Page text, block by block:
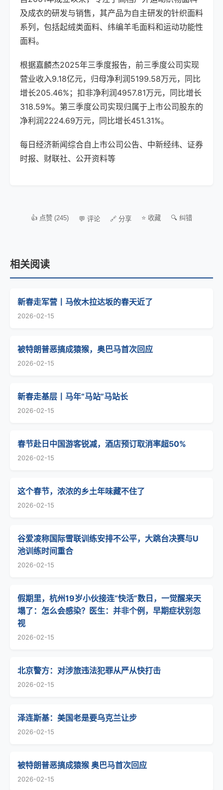
及成衣的研发与销售，其产品为自主研发的针织面料
系列，包括起绒类面料、纬编羊毛面料和运动功能性
面料。
根据嘉麟杰2025年三季度报告，前三季度公司实现
营业收入9.18亿元，归母净利润5199.58万元，同比
增长205.46%；扣非净利润4957.81万元，同比增长
318.59%。第三季度公司实现归属于上市公司股东的
净利润2224.69万元，同比增长451.31%。
每日经济新闻综合自上市公司公告、中新经纬、证券
时报、财联社、公开资料等
👍 点赞 (245) 💬 评论 🔗 分享 ⭐ 收藏 🔍 纠错
相关阅读
新春走军营丨马攸木拉达坂的春天近了
2026-02-15
被特朗普恶搞成猿猴，奥巴马首次回应
2026-02-15
新春走基层丨马年“马站”马站长
2026-02-15
春节赴日中国游客锐减，酒店预订取消率超50%
2026-02-15
这个春节，浓浓的乡土年味藏不住了
2026-02-15
谷爱凌称国际雪联训练安排不公平，大跳台决赛与U
池训练时间重合
2026-02-15
假期里，杭州19岁小伙接连“快活”数日，一觉醒来天
塌了：怎么会感染？医生：并非个例，早期症状别忽
视
2026-02-15
北京警方：对涉旅违法犯罪从严从快打击
2026-02-15
泽连斯基：美国老是要乌克兰让步
2026-02-15
被特朗普恶搞成猿猴 奥巴马首次回应
2026-02-15